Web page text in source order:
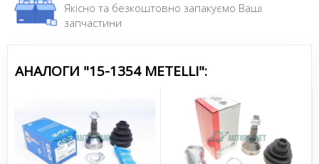
Якісно та безкоштовно запакуємо Ваші
запчастини
АНАЛОГИ "15-1354 METELLI":